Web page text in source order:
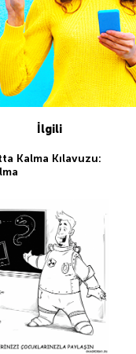
İlgili
Kalma Kılavuzu: